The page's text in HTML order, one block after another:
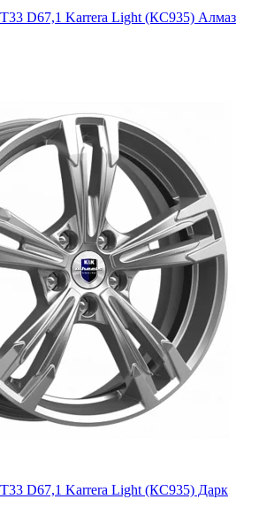
D67,1 Karrera Light (КС935) Алмаз
D67,1 Karrera Light (КС935) Дарк